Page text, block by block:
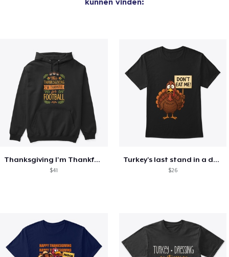
Thanksgiving I'm Thankful For Football
$41
Turkey's last stand in a design
$26